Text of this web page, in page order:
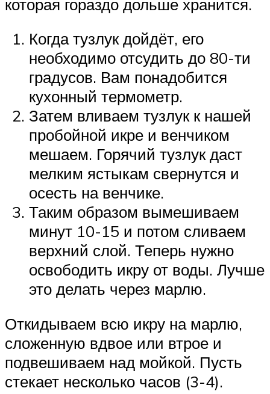
которая гораздо дольше хранится.
Когда тузлук дойдёт, его
необходимо отсудить до 80-ти
градусов. Вам понадобится
кухонный термометр.
Затем вливаем тузлук к нашей
пробойной икре и венчиком
мешаем. Горячий тузлук даст
мелким ястыкам свернутся и
осесть на венчике.
Таким образом вымешиваем
минут 10-15 и потом сливаем
верхний слой. Теперь нужно
освободить икру от воды. Лучше
это делать через марлю.
Откидываем всю икру на марлю,
сложенную вдвое или втрое и
подвешиваем над мойкой. Пусть
стекает несколько часов (3-4).